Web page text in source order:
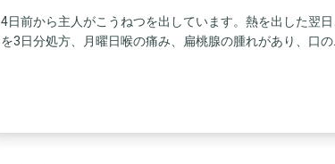
4日前から主人がこうねつを出しています。熱を出した翌
を3日分処方、月曜日喉の痛み、扁桃腺の腫れがあり、口の